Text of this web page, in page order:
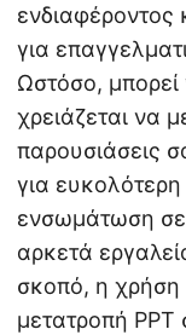
ενδιαφέροντος
για
Ωστόσο,
χρειάζεται να
παρουσιάσεις
για
ενσωμάτωση σε
αρκετά
σκοπό, η χρήση
μετατροπή PPT